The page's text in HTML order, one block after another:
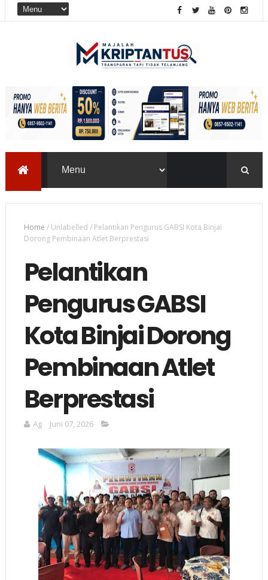
Home /Unlabelled / Pelantikan Pengurus GABSI Kota Binjai
Dorong Pembinaan Atlet Berprestasi
Pelantikan
Pengurus GABSI
Kota Binjai Dorong
Pembinaan Atlet
Berprestasi
Ag Juni 07, 2026